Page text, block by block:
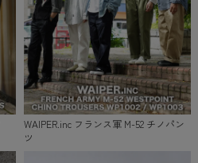
WAIPER.inc フランス軍 M-52 チノパン
ツ